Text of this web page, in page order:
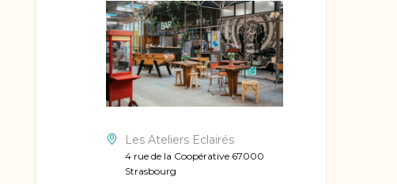
Les Ateliers Eclairés
4 rue de la Coopérative 67000
Strasbourg